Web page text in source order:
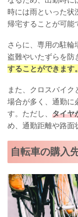
時には雨といった状
帰宅することが可能
さらに、専用の駐輪
盗難やいたずらを防
することができます。
また、クロスバイ
場合が多く、通勤に
す。ただし、 タイヤ
め、通勤距離や路面
自転車の購入